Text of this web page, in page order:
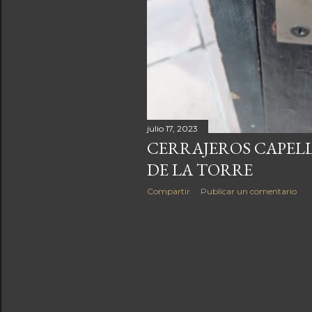
julio 17, 2023
CERRAJEROS
DE LA TORRE
Compartir Publicar un comentario